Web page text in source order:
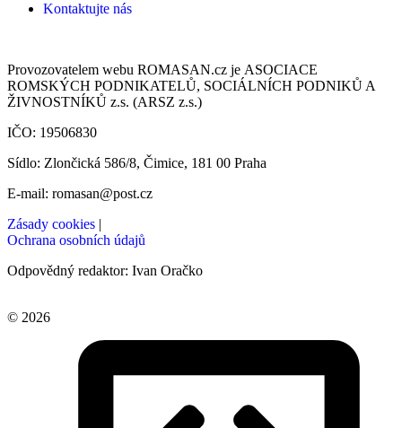
Kontaktujte nás
Provozovatelem webu ROMASAN.cz je ASOCIACE
ROMSKÝCH PODNIKATELŮ, SOCIÁLNÍCH PODNIKŮ A
ŽIVNOSTNÍKŮ z.s. (ARSZ z.s.)
IČO: 19506830
Sídlo: Zlončická 586/8, Čimice, 181 00 Praha
E-mail: romasan@post.cz
Zásady cookies |
Ochrana osobních údajů
Odpovědný redaktor: Ivan Oračko
© 2026